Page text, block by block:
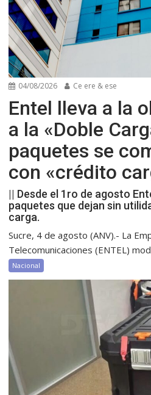
04/08/2026 Ce ere & ese
Entel lleva a la
a la «Doble
paquetes se
con «crédito
|| Desde el 1ro de agosto
paquetes que dejan sin
carga.
Sucre, 4 de agosto (ANV).- La
Telecomunicaciones (ENTEL)
Nacional